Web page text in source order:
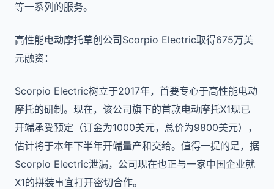
等一系列的服务。
高性能电动摩托草创公司Scorpio Electric取得675万美
元融资：
Scorpio Electric树立于2017年，首要专心于高性能电动
摩托的研制。现在，该公司旗下的首款电动摩托X1现已
开端承受预定（订金为1000美元，总价为9800美元），
估计将于本年下半年开端量产和交给。值得一提的是，据
Scorpio Electric泄漏，公司现在也正与一家中国企业就
X1的拼装事宜打开密切合作。